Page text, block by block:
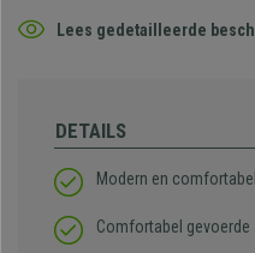
Lees gedetailleerde
DETAILS
Modern en
Comfortabel gevoerde